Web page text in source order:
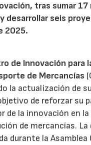
tras sumar 17
desarrollar seis
2025.
de Innovación para
de Mercancías
la actualización de
de reforzar su
de la innovación en
de mercancías. La
durante la Asamblea